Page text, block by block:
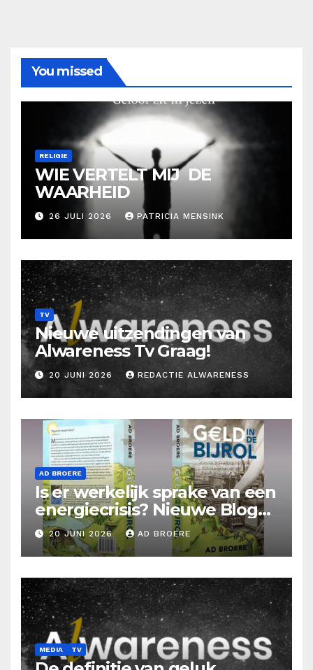
You missed
RELIGIE
WIE VERTELT MIJ DE
WAARHEID
26 JULI 2026 PATRICIA MENSINK
TV
Nieuwe uitzendingen van
Alwareness Tv Graag!
20 JUNI 2026 REDACTIE ALWARENESS
AD BROERE
Is er werkelijk sprake van een
energiecrisis? Nieuwe Blog
Ad Broere
20 JUNI 2026 AD BROERE
MEDIA TV